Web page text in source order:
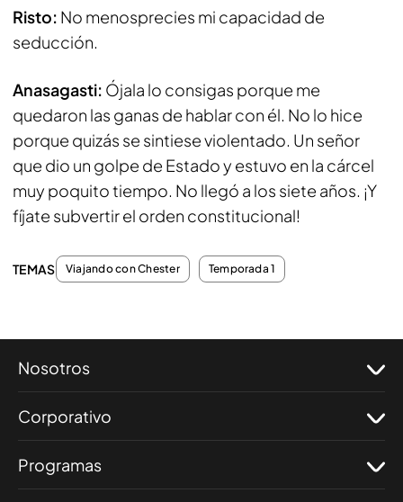
Risto: No menosprecies mi capacidad de
seducción.
Anasagasti: Ójala lo consigas porque me
quedaron las ganas de hablar con él. No lo hice
porque quizás se sintiese violentado. Un señor
que dio un golpe de Estado y estuvo en la cárcel
muy poquito tiempo. No llegó a los siete años. ¡Y
fíjate subvertir el orden constitucional!
TEMAS Viajando con Chester Temporada 1
Nosotros
Corporativo
Programas